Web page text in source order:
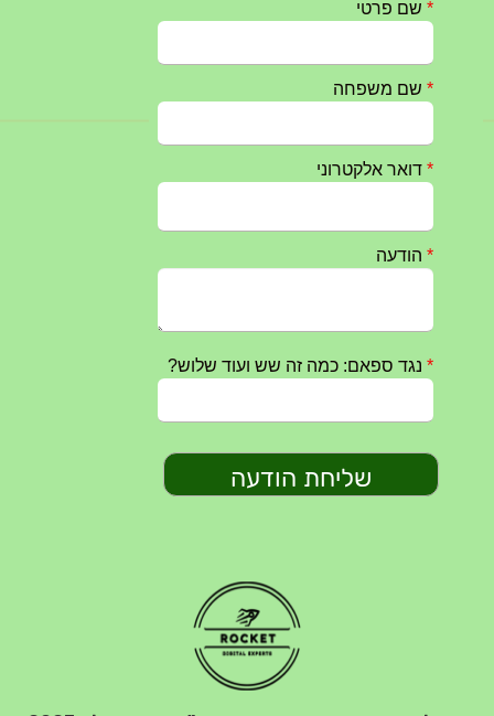
מופע הגבעטרון ב 10.10.2024 נדחה בשל המצב הבטחוני
חרבות ברזל – הודעה 1 – 14.10.2023